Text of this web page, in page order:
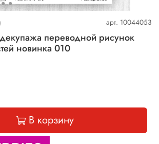
арт. 10044053
переводной рисунок
новинка 010
В корзину